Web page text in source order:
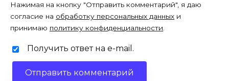
Нажимая на кнопку "Отправить комментарий", я даю
согласие на обработку персональных данных и
принимаю политику конфиденциальности.
Получить ответ на e-mail.